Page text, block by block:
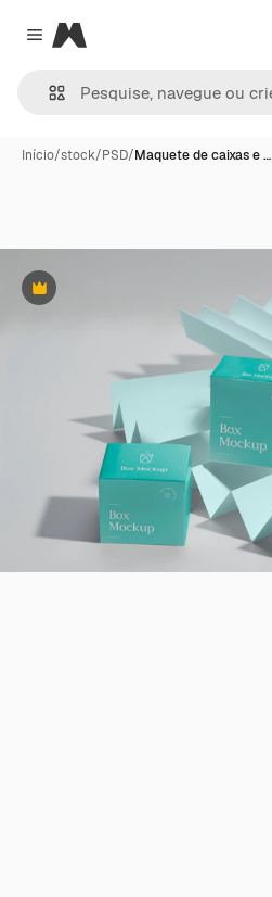
Close menu
Magnific
Início/stock/PSD/Maquete de caixas e …
Premium